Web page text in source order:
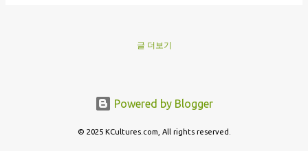
글 더보기
Powered by Blogger
© 2025 KCultures.com, All rights reserved.